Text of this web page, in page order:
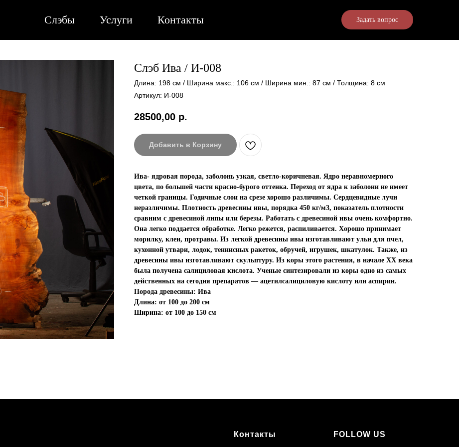
Слэбы Услуги Контакты Задать вопрос
Слэб Ива / И-008
Длина: 198 см / Ширина макс.: 106 см / Ширина мин.: 87 см / Толщина: 8 см
Артикул: И-008
28500,00 р.
Добавить в Корзину
Ива- ядровая порода, заболонь узкая, светло-коричневая. Ядро неравномерного
цвета, по большей части красно-бурого оттенка. Переход от ядра к заболони не имеет
четкой границы. Годичные слои на срезе хорошо различимы. Сердцевидные лучи
неразличимы. Плотность древесины ивы, порядка 450 кг/м3, показатель плотности
сравним с древесиной липы или березы. Работать с древесиной ивы очень комфортно.
Она легко поддается обработке. Легко режется, распиливается. Хорошо принимает
морилку, клеи, протравы. Из легкой древесины ивы изготавливают ульи для пчел,
кухонной утвари, лодок, теннисных ракеток, обручей, игрушек, шкатулок. Также, из
древесины ивы изготавливают скульптуру. Из коры этого растения, в начале ХХ века
была получена салициловая кислота. Ученые синтезировали из коры одно из самых
действенных на сегодня препаратов — ацетилсалициловую кислоту или аспирин.
Порода древесины: Ива
Длина: от 100 до 200 см
Ширина: от 100 до 150 см
Контакты FOLLOW US